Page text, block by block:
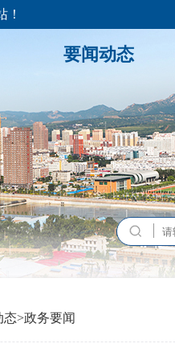
！
要闻动态
态>政务要闻